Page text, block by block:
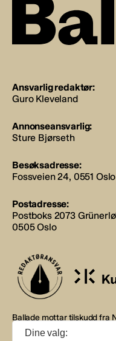
Ansvarlig redaktør:
Guro Kleveland
Annonseansvarlig:
Sture Bjørseth
Besøksadresse:
Fossveien 24, 0551 Oslo
Postadresse:
Postboks 2073
0505 Oslo
Ballade mottar tilskudd fra
støtte fra eierne NOPA,
Musikkforleggerne.
Dine valg: